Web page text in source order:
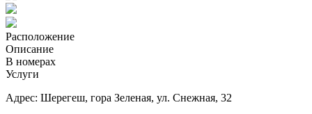
Расположение
Описание
В номерах
Услуги
Адрес: Шерегеш, гора Зеленая, ул. Снежная, 32